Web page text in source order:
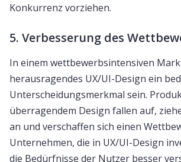
Konkurrenz vorziehen.
5. Verbesserung des
In einem wettbewerbsintensiven
herausragendes UX/UI-Design ein
Unterscheidungsmerkmal sein.
überragendem Design fallen auf,
an und verschaffen sich einen
Unternehmen, die in UX/UI-Design
die Bedürfnisse der Nutzer besser